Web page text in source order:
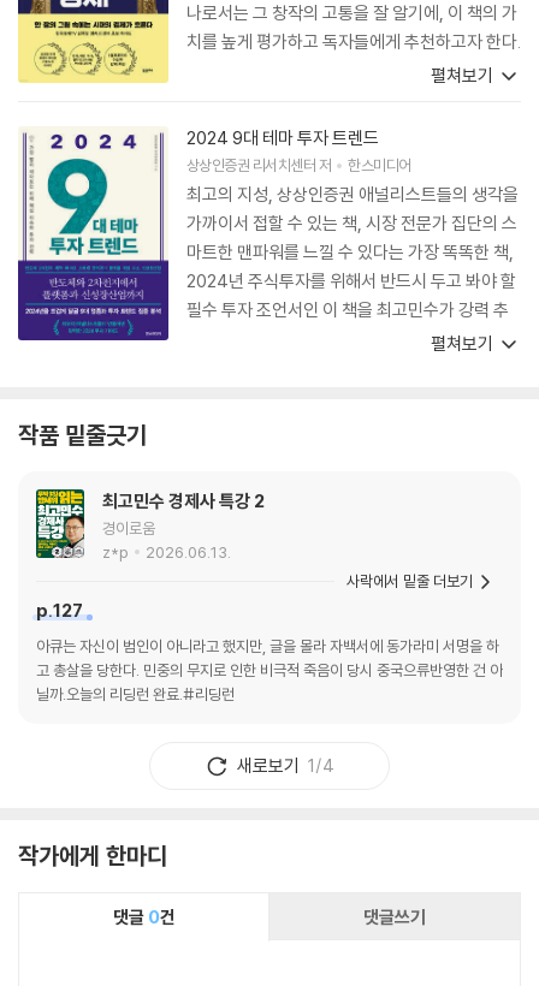
나로서는 그 창작의 고통을 잘 알기에, 이 책의 가
치를 높게 평가하고 독자들에게 추천하고자 한다.
딱딱한 경제 이야기를 그림과 역사라는 양념을 더
양서가 되리라. 쉽고 편안하게 읽다 보면 금방 책
을 완독하게 되는 마법의 책 속으로 빠져 보길 바
란다.
펼쳐보기
2024 9대 테마 투자 트렌드
상상인증권 리서치센터저 한스미디어
최고의 지성, 상상인증권 애널리스트들의 생각을
가까이서 접할 수 있는 책, 시장 전문가 집단의 스
마트한 맨파워를 느낄 수 있다는 가장 똑똑한 책,
2024년 주식투자를 위해서 반드시 두고 봐야 할
필수 투자 조언서인 이 책을 최고민수가 강력 추
천해드리고자 한다. 고기를 잘 잡기 위해서는 고
펼쳐보기
작품 밑줄긋기
최고민수 경제사 특강 2
경이로움
z*p
2026.06.13.
p.127
아큐는 자신이 범인이 아니라고 했지만, 글을 몰라 자백서에 동가라미 서명을 하
고 총살을 당한다. 민중의 무지로 인한 비극적 죽음이 당시 중국으류반영한 건 아
닐까.오늘의 리딩런 완료.#리딩런
사락에서 밑줄 더보기
새로보기 1/4
작가에게 한마디
댓글 0건 댓글쓰기